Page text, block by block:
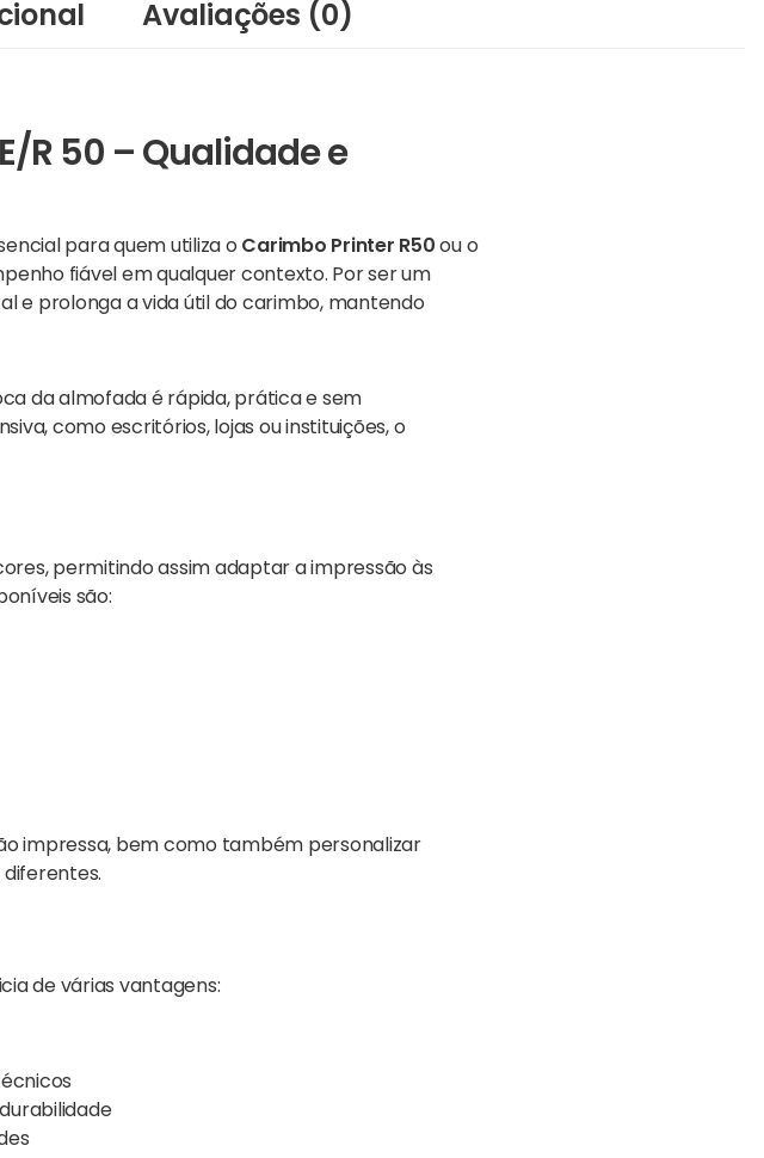
Avaliações (0)
R 50 – Qualidade e
para quem utiliza o Carimbo Printer R50 ou o
fiável em qualquer contexto. Por ser um
e prolonga a vida útil do carimbo, mantendo
da almofada é rápida, prática e sem
como escritórios, lojas ou instituições, o
permitindo assim adaptar a impressão às
são:
impressa, bem como também personalizar
de várias vantagens: